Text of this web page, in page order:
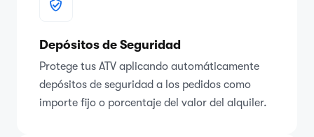
Depósitos de Seguridad
Protege tus ATV aplicando automáticamente
depósitos de seguridad a los pedidos como
importe fijo o porcentaje del valor del alquiler.